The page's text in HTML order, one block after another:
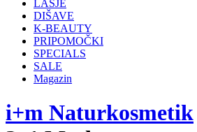
LASJE
DIŠAVE
K-BEAUTY
PRIPOMOČKI
SPECIALS
SALE
Magazin
i+m Naturkosmetik